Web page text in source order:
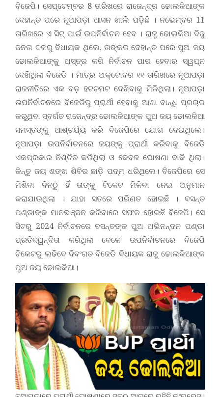
ବିଜେପି। ସେପ୍ଟେମ୍ବର 8 ତାରିଖରେ ରାଜେନ୍ଦ୍ର ଢୋଲକିଆଙ୍କ
ଦେହାନ୍ତ ପରେ ନୂଆପଡ଼ା ଆସନ ଖାଲି ପଡ଼ିଛି । ନଭେମ୍ବର 11
ତାରିଖରେ ଏ ସିଟ୍ ପାଇଁ ଉପନିର୍ବାଚନ ହେବ । ରାଜୁ ଢୋଲକିଆ ବିଜୁ
ଜନତା ଦଳରୁ ବିଧାୟକ ଥିଲେ, ତାଙ୍କର ଦେହାନ୍ତ ପରେ ପୁଅ ଜୟ
ଢୋଲକିଆଙ୍କୁ ଅସ୍ତ୍ର କରି ନିର୍ବାଚନ ପାର ହେବାର ସ୍ୱପ୍ନ
ଦେଖିଥିଲା ବିଜେଡି । ମାତ୍ର ଅକ୍ଟୋବର ୧୧ ତାରିଖରେ ନୂଆପଡ଼ା
ରାଜନୀତିରେ ଏକ ବଡ଼ ହଟଚମଟ ଦେଖିବାକୁ ମିଳିଥିଲା। ନୂଆପଡ଼ା
ଉପନିର୍ବାଚନରେ ବିଜେଡିରୁ ପ୍ରାର୍ଥୀ ହେବାକୁ ଆଶା ବାନ୍ଧି ପ୍ରଚାର
କରୁଥିବା ସ୍ବର୍ଗତ ରାଜେନ୍ଦ୍ର ଢୋଲକିଆଙ୍କ ପୁଅ ଜୟ ‌ଢୋଲକିଆ
ସମସ୍ତଙ୍କୁ ଆଶ୍ଚର୍ଯ୍ୟ କରି ବିଜେପିରେ ଯୋଗ ଦେଇଥିଲେ।
ନୂଆପଡ଼ା ଉପନିର୍ବାଚନରେ ଜୟଙ୍କୁ ପ୍ରାର୍ଥୀ କରିବାକୁ ବିଜେଡି
ଏକପ୍ରକାର ନିଶ୍ଚିତ କରିଥିଲା ଓ କେବଳ ଘୋଷଣା ବାକି ଥିଲା।
କିନ୍ତୁ ଜୟ ଶଙ୍ଖ ଶିବିର ଛାଡ଼ି ପଦ୍ମ ଧରିଥିଲେ। ବିଜେପିରେ ସେ
ମିଶିବା ଦିନଠୁ ହିଁ ତାଙ୍କୁ ଟିକେଟ ମିଳିବା ନେଇ ଅନୁମାନ
କରାଯାଉଥିଲା । ଯାହା ସତରେ ପରିଣତ ହୋଇଛି । ବସନ୍ତ
ପଣ୍ଡାଙ୍କ ମାନଭଞ୍ଜନ କରିବାରେ ସଫଳ ହୋଇଛି ବିଜେପି। ସେ
ସିଟରୁ 2024 ନିର୍ବାଚନରେ ବସନ୍ତଙ୍କ ପୁଅ ଅଭିନନ୍ଦନ ପଣ୍ଡା
ପ୍ରତିଦ୍ୱନ୍ଦିତା କରିଥିଲା ବେଳେ ଉପନିର୍ବାଚନରେ ବିଜେପି
ଟିକେଟରୁ ଲଢିବେ ଦିବଂଗତ ବିଜେଡି ବିଧାୟକ ରାଜୁ ଢୋଲକିଆଙ୍କ
ପୁଅ ଜୟ ଢୋଲକିଆ।